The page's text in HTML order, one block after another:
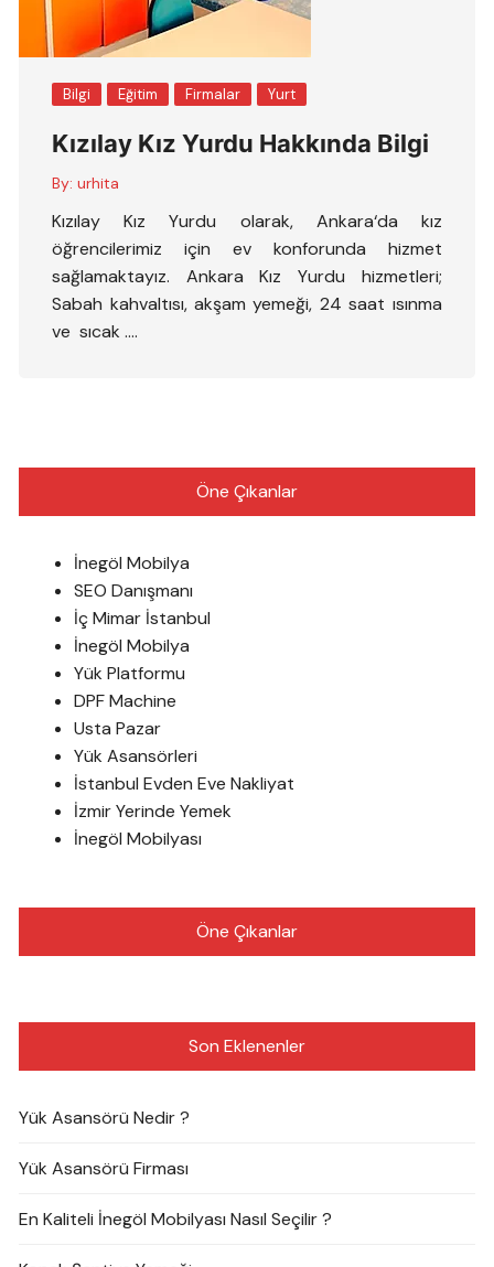
Bilgi Eğitim Firmalar Yurt
Kızılay Kız Yurdu Hakkında Bilgi
By: urhita
Kızılay Kız Yurdu olarak, Ankara‘da kız
öğrencilerimiz için ev konforunda hizmet
sağlamaktayız. Ankara Kız Yurdu hizmetleri;
Sabah kahvaltısı, akşam yemeği, 24 saat ısınma
ve sıcak ….
Öne Çıkanlar
İnegöl Mobilya
SEO Danışmanı
İç Mimar İstanbul
İnegöl Mobilya
Yük Platformu
DPF Machine
Usta Pazar
Yük Asansörleri
İstanbul Evden Eve Nakliyat
İzmir Yerinde Yemek
İnegöl Mobilyası
Öne Çıkanlar
Son Eklenenler
Yük Asansörü Nedir ?
Yük Asansörü Firması
En Kaliteli İnegöl Mobilyası Nasıl Seçilir ?